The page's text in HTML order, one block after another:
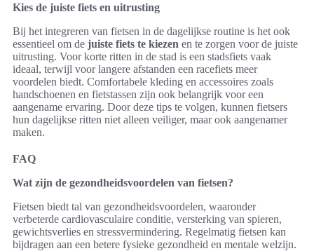
Kies de juiste fiets en uitrusting
Bij het integreren van fietsen in de dagelijkse routine is het ook
essentieel om de juiste fiets te kiezen en te zorgen voor de juiste
uitrusting. Voor korte ritten in de stad is een stadsfiets vaak
ideaal, terwijl voor langere afstanden een racefiets meer
voordelen biedt. Comfortabele kleding en accessoires zoals
handschoenen en fietstassen zijn ook belangrijk voor een
aangename ervaring. Door deze tips te volgen, kunnen fietsers
hun dagelijkse ritten niet alleen veiliger, maar ook aangenamer
maken.
FAQ
Wat zijn de gezondheidsvoordelen van fietsen?
Fietsen biedt tal van gezondheidsvoordelen, waaronder
verbeterde cardiovasculaire conditie, versterking van spieren,
gewichtsverlies en stressvermindering. Regelmatig fietsen kan
bijdragen aan een betere fysieke gezondheid en mentale welzijn.